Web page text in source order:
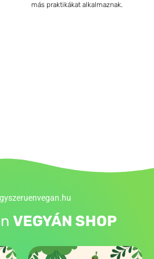
más praktikákat alkalmaznak.
VEGYÁN SHOP